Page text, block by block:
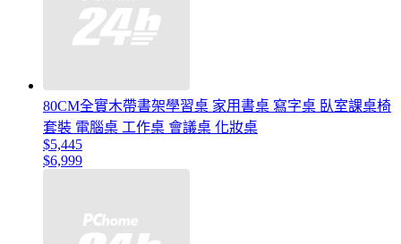
80CM全實木帶書架學習桌 家用書桌 寫字桌 臥室課桌椅
套裝 電腦桌 工作桌 會議桌 化妝桌
$5,445
$6,999